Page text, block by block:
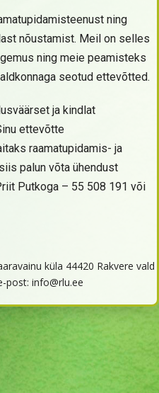
ning
nõustamist. Meil on selles
ning meie peamisteks
seotud ettevõtted.
ja kindlat
ettevõtte
raamatupidamis- ja
palun võta ühendust
Putkoga – 55 508 191 või
küla 44420 Rakvere vald
post: info@rlu.ee